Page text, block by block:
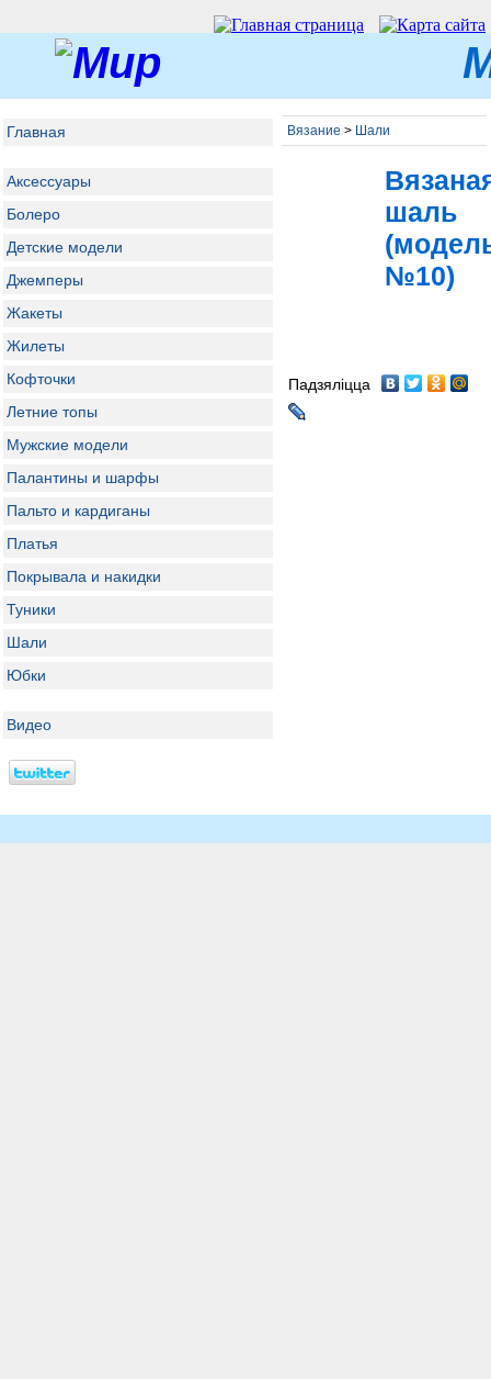
Главная
Аксессуары
Болеро
Детские модели
Джемперы
Жакеты
Жилеты
Кофточки
Летние топы
Мужские модели
Палантины и шарфы
Пальто и кардиганы
Платья
Покрывала и накидки
Туники
Шали
Юбки
Видео
Вязание > Шали
шаль
№10)
Падзяліцца